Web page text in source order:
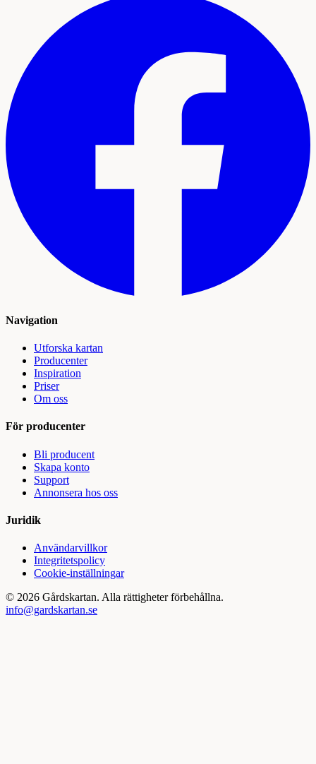
Navigation
Utforska kartan
Producenter
Inspiration
Priser
Om oss
För producenter
Bli producent
Skapa konto
Support
Annonsera hos oss
Juridik
Användarvillkor
Integritetspolicy
Cookie-inställningar
© 2026 Gårdskartan. Alla rättigheter förbehållna.
info@gardskartan.se